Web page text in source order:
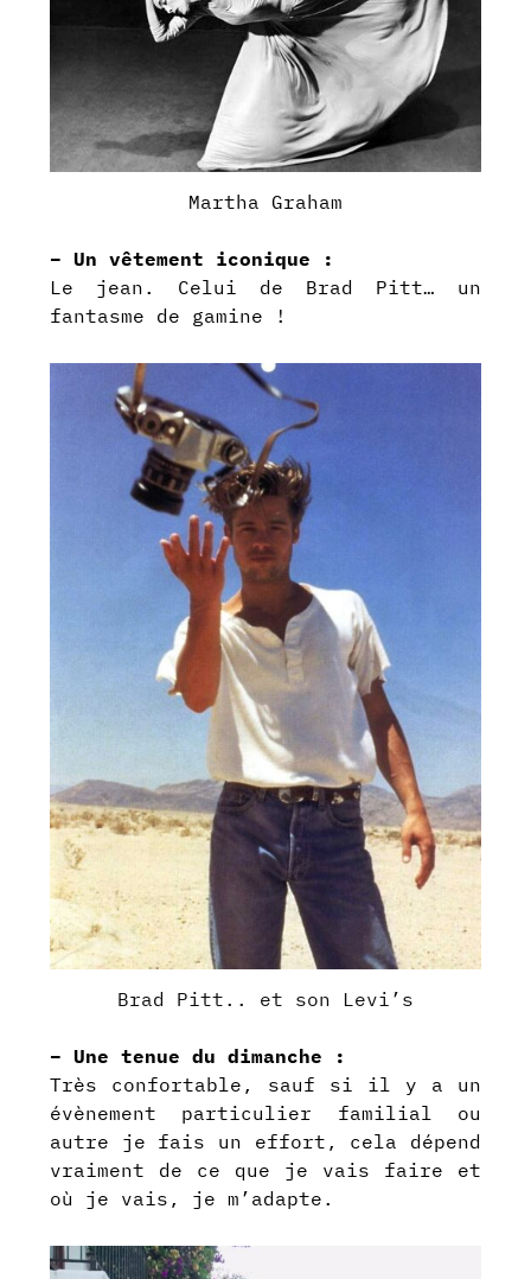
Martha Graham
– Un vêtement iconique :
Le jean. Celui de Brad Pitt… un
fantasme de gamine !
Brad Pitt.. et son Levi’s
– Une tenue du dimanche :
Très confortable, sauf si il y a un
évènement particulier familial ou
autre je fais un effort, cela dépend
vraiment de ce que je vais faire et
où je vais, je m’adapte.